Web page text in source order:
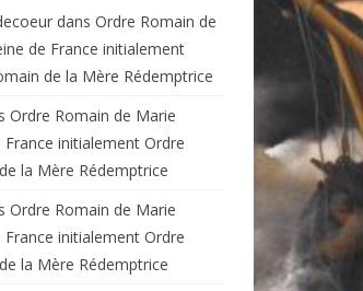
dans Ordre Romain de
de France initialement
de la Mère Rédemptrice
Ordre Romain de Marie
France initialement Ordre
la Mère Rédemptrice
Ordre Romain de Marie
France initialement Ordre
la Mère Rédemptrice